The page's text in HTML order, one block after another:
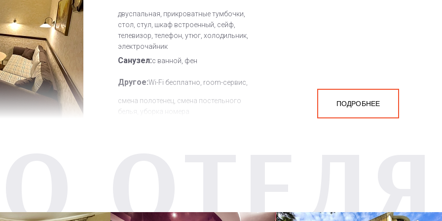
двуспальная, прикроватные тумбочки,
стол, стул, шкаф встроенный, сейф,
телевизор, телефон, утюг, холодильник,
электрочайник
Санузел:с ванной, фен
Другое:Wi-Fi бесплатно, room-сервис,
смена полотенец, смена постельного
белья, уборка номера
ПОДРОБНЕЕ
ОТЕЛЯ